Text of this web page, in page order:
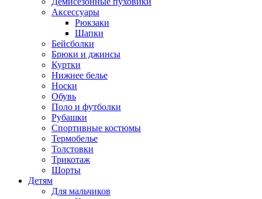
Аксессуары
Рюкзаки
Шапки
Бейсболки
Брюки и джинсы
Куртки
Нижнее белье
Носки
Обувь
Поло и футболки
Рубашки
Спортивные костюмы
Термобелье
Толстовки
Трикотаж
Шорты
Детям
Для мальчиков